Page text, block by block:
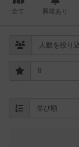
全て 興味あり